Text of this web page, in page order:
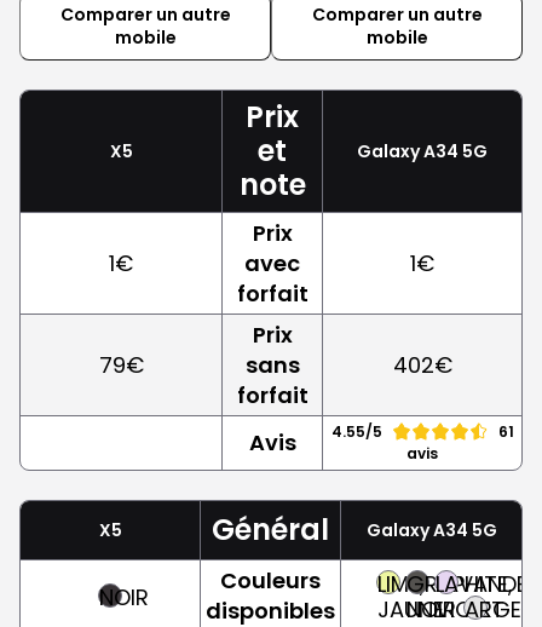
Comparer un autre
mobile
Comparer un autre
mobile
X5
Prix
et
note
Galaxy A34 5G
1€
Prix
avec
forfait
1€
79€
Prix
sans
forfait
402€
Avis 4.55/5
61
avis
X5 Général Galaxy A34 5G
NOIR
Couleurs
disponibles
LIME,
JAUNE
GRAPHITE,
NOIR
LAVANDE,
VIOLET